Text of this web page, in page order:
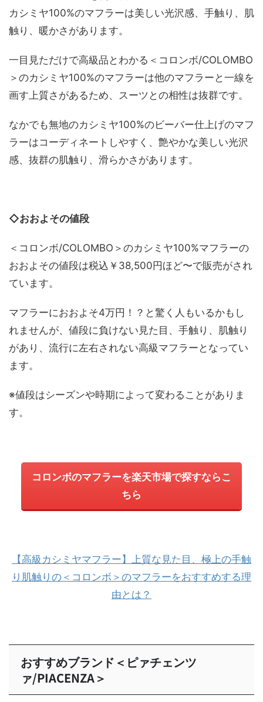
カシミヤ100%のマフラーは美しい光沢感、手触り、肌
触り、暖かさがあります。
一目見ただけで高級品とわかる＜コロンボ/COLOMBO
＞のカシミヤ100%のマフラーは他のマフラーと一線を
画す上質さがあるため、スーツとの相性は抜群です。
なかでも無地のカシミヤ100%のビーバー仕上げのマフ
ラーはコーディネートしやすく、艶やかな美しい光沢
感、抜群の肌触り、滑らかさがあります。
◇おおよその値段
＜コロンボ/COLOMBO＞のカシミヤ100%マフラーの
おおよその値段は税込￥38,500円ほど〜で販売がされ
ています。
マフラーにおおよそ4万円！？と驚く人もいるかもし
れませんが、値段に負けない見た目、手触り、肌触り
があり、流行に左右されない高級マフラーとなってい
ます。
※値段はシーズンや時期によって変わることがありま
す。
コロンボのマフラーを楽天市場で探すならこ
ちら
【高級カシミヤマフラー】上質な見た目、極上の手触
り肌触りの＜コロンボ＞のマフラーをおすすめする理
由とは？
おすすめブランド＜ピァチェンツ
ァ/PIACENZA＞